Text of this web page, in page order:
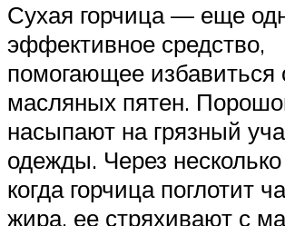
Сухая горчица — еще
эффективное средство,
помогающее избавиться
масляных пятен.
насыпают на грязный
одежды. Через
когда горчица поглотит
жира, ее стряхивают с